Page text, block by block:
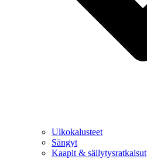
Ulkokalusteet
Sängyt
Kaapit & säilytysratkaisut